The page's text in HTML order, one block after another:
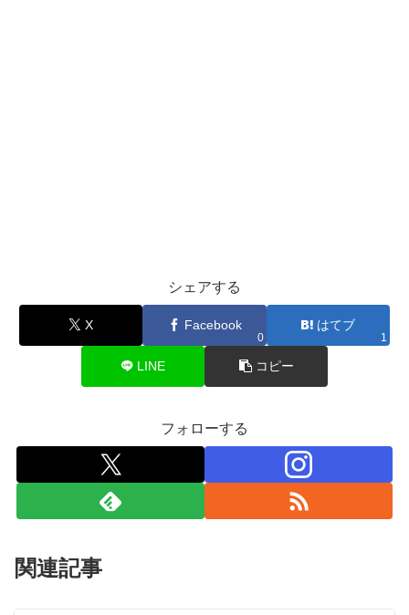
シェアする
X Facebook
0
はてブ
1
LINE コピー
フォローする
関連記事